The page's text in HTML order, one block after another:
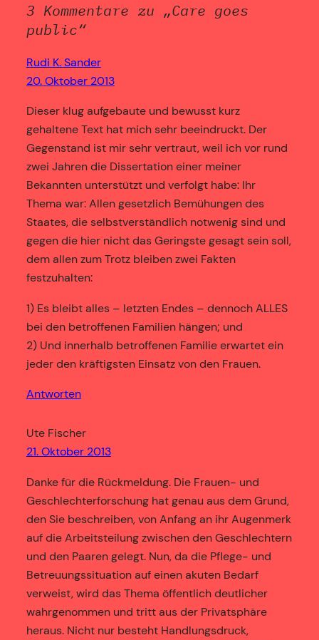
3 Kommentare zu „Care goes
public“
Rudi K. Sander
20. Oktober 2013
Dieser klug aufgebaute und bewusst kurz
gehaltene Text hat mich sehr beeindruckt. Der
Gegenstand ist mir sehr vertraut, weil ich vor rund
zwei Jahren die Dissertation einer meiner
Bekannten unterstützt und verfolgt habe: Ihr
Thema war: Allen gesetzlich Bemühungen des
Staates, die selbstverständlich notwenig sind und
gegen die hier nicht das Geringste gesagt sein soll,
dem allen zum Trotz bleiben zwei Fakten
festzuhalten:
1) Es bleibt alles – letzten Endes – dennoch ALLES
bei den betroffenen Familien hängen; und
2) Und innerhalb betroffenen Familie erwartet ein
jeder den kräftigsten Einsatz von den Frauen.
Antworten
Ute Fischer
21. Oktober 2013
Danke für die Rückmeldung. Die Frauen- und
Geschlechterforschung hat genau aus dem Grund,
den Sie beschreiben, von Anfang an ihr Augenmerk
auf die Arbeitsteilung zwischen den Geschlechtern
und den Paaren gelegt. Nun, da die Pflege- und
Betreuungssituation auf einen akuten Bedarf
verweist, wird das Thema öffentlich deutlicher
wahrgenommen und tritt aus der Privatsphäre
heraus. Nicht nur besteht Handlungsdruck,